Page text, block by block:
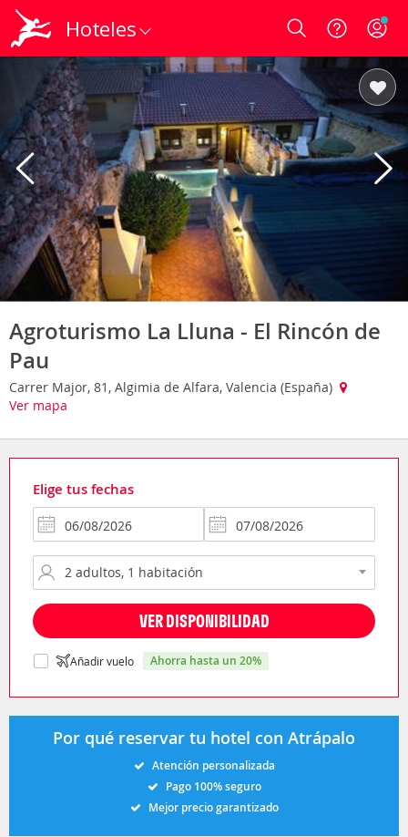
Hoteles Login
Agroturismo La Lluna - El Rincón de
Pau
Carrer Major, 81, Algimia de Alfara, Valencia (España)
Ver mapa
Elige tus fechas
VER DISPONIBILIDAD
Añadir vuelo ahorra hasta un 20%
Por qué reservar tu hotel con Atrápalo
Atención personalizada
Pago 100% seguro
Mejor precio garantizado